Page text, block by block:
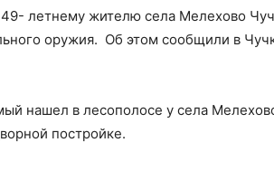
летнему жителю села Мелехово
оружия. Об этом сообщили в
нашел в лесополосе у села
постройке.